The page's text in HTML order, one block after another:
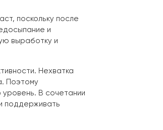
поскольку после
и
выработку и
Нехватка
Поэтому
В сочетании
поддерживать